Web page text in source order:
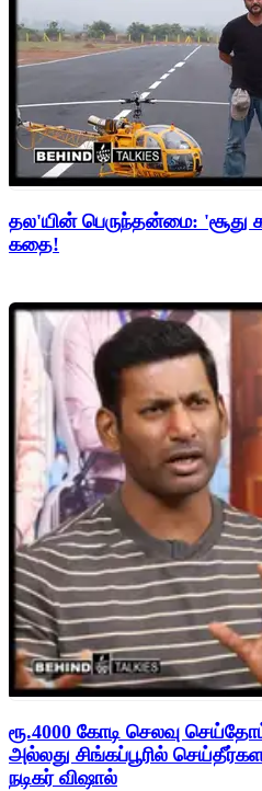
தல'யின் பெருந்தன்மை: 'சூது
கதை!
ரூ.4000 கோடி செலவு
அல்லது சிங்கப்பூரில்
நடிகர் விஷால்